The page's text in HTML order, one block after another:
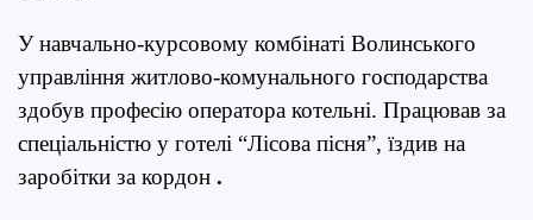
У навчально-курсовому комбінаті Волинського
управління житлово-комунального господарства
здобув професію оператора котельні. Працював за
спеціальністю у готелі “Лісова пісня”, їздив на
заробітки за кордон .